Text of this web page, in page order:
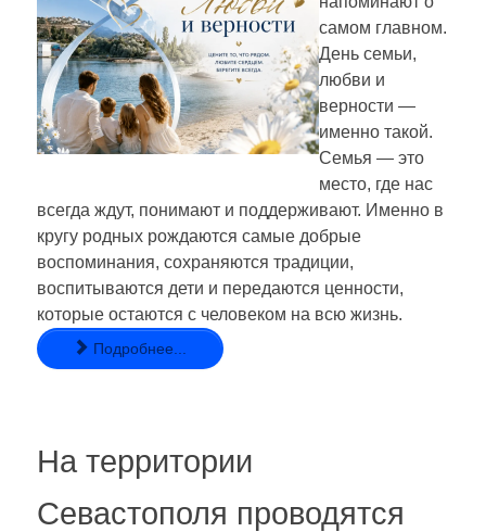
самом главном.
День семьи,
любви и
верности —
именно такой.
Семья — это
место, где нас
всегда ждут, понимают и поддерживают. Именно в
кругу родных рождаются самые добрые
воспоминания, сохраняются традиции,
воспитываются дети и передаются ценности,
которые остаются с человеком на всю жизнь.
Подробнее...
На территории
Севастополя проводятся